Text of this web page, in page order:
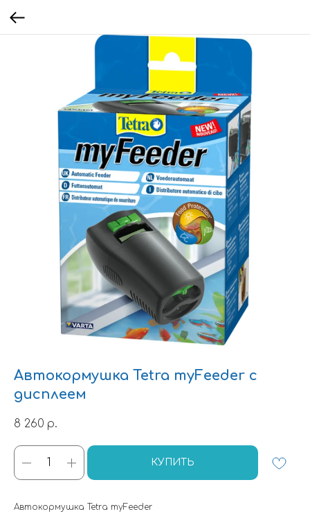
Автокормушка Tetra myFeeder с
дисплеем
8 260 р.
КУПИТЬ
Автокормушка Tetra myFeeder